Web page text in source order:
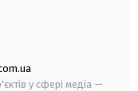
у сфері медіа —